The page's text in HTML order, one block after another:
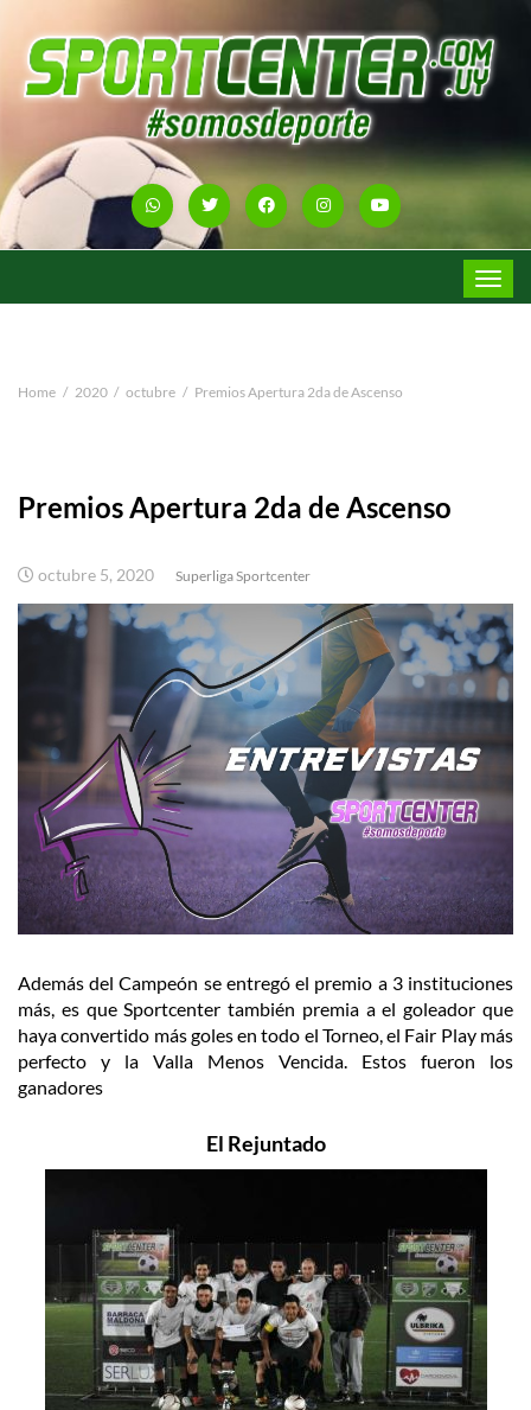
Toggle
Home 2020 octubre Premios Apertura 2da de Ascenso
Premios Apertura 2da de Ascenso
octubre 5, 2020 Superliga Sportcenter
Además del Campeón se entregó el premio a 3 instituciones
más, es que Sportcenter también premia a el goleador que
haya convertido más goles en todo el Torneo, el Fair Play más
perfecto y la Valla Menos Vencida. Estos fueron los
ganadores
El Rejuntado